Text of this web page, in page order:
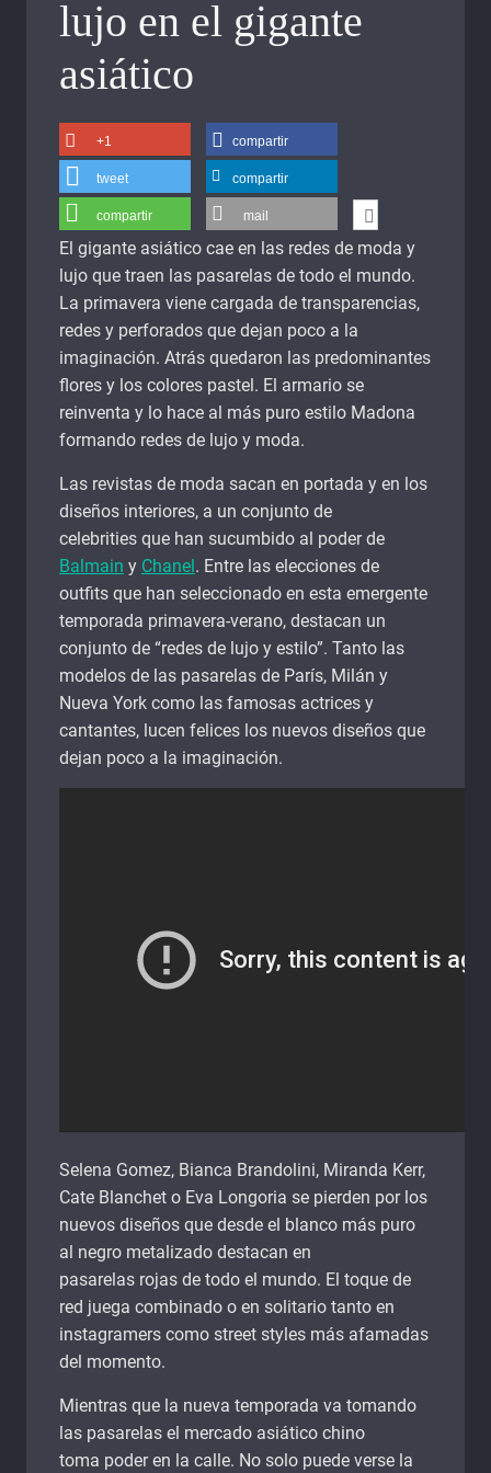
lujo en el gigante
asiático
+1 compartir
tweet compartir
compartir mail
El gigante asiático cae en las redes de moda y
lujo que traen las pasarelas de todo el mundo.
La primavera viene cargada de transparencias,
redes y perforados que dejan poco a la
imaginación. Atrás quedaron las predominantes
flores y los colores pastel. El armario se
reinventa y lo hace al más puro estilo Madona
formando redes de lujo y moda.
Las revistas de moda sacan en portada y en los
diseños interiores, a un conjunto de
celebrities que han sucumbido al poder de
Balmain y Chanel . Entre las elecciones de
outfits que han seleccionado en esta emergente
temporada primavera-verano, destacan un
conjunto de “redes de lujo y estilo”. Tanto las
modelos de las pasarelas de París, Milán y
Nueva York como las famosas actrices y
cantantes, lucen felices los nuevos diseños que
dejan poco a la imaginación.
Selena Gomez, Bianca Brandolini, Miranda Kerr,
Cate Blanchet o Eva Longoria se pierden por los
nuevos diseños que desde el blanco más puro
al negro metalizado destacan en
pasarelas rojas de todo el mundo. El toque de
red juega combinado o en solitario tanto en
instagramers como street styles más afamadas
del momento.
Mientras que la nueva temporada va tomando
las pasarelas el mercado asiático chino
toma poder en la calle. No solo puede verse la